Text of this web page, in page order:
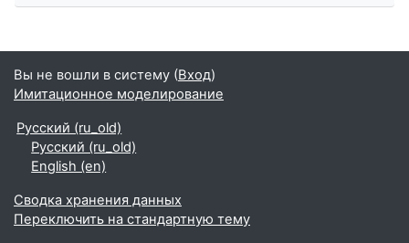
Вы не вошли в систему (Вход)
Имитационное моделирование
Русский ‎(ru_old)‎
Русский ‎(ru_old)‎
English ‎(en)‎
Сводка хранения данных
Переключить на стандартную тему